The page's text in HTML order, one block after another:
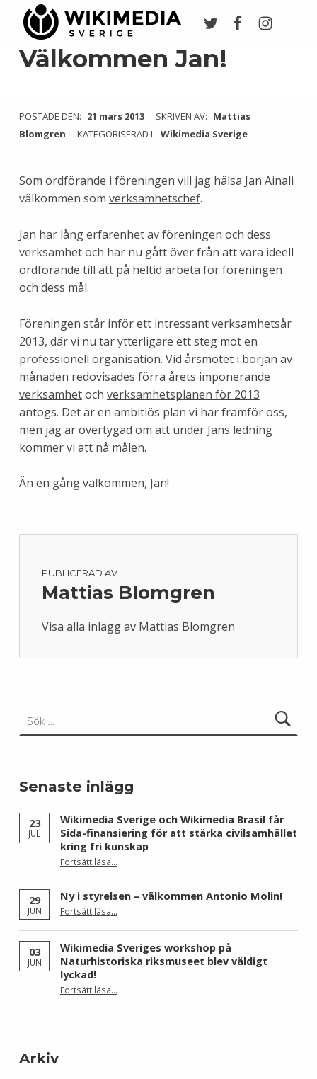
Välkommen Jan!
POSTADE DEN: 21 mars 2013 SKRIVEN AV: Mattias
Blomgren
KATEGORISERAD I: Wikimedia Sverige
Som ordförande i föreningen vill jag hälsa Jan Ainali
välkommen som verksamhetschef.
Jan har lång erfarenhet av föreningen och dess
verksamhet och har nu gått över från att vara ideell
ordförande till att på heltid arbeta för föreningen
och dess mål.
Föreningen står inför ett intressant verksamhetsår
2013, där vi nu tar ytterligare ett steg mot en
professionell organisation. Vid årsmötet i början av
månaden redovisades förra årets imponerande
verksamhetoch verksamhetsplanen för 2013
antogs. Det är en ambitiös plan vi har framför oss,
men jag är övertygad om att under Jans ledning
kommer vi att nå målen.
Än en gång välkommen, Jan!
PUBLICERAD AV
Mattias Blomgren
Visa alla inlägg av Mattias Blomgren
Skip back to main navigation
Senaste inlägg
23
JUL
Wikimedia Sverige och Wikimedia Brasil får
Sida-finansiering för att stärka civilsamhället
kring fri kunskap
Fortsätt läsa“Wikimedia Sverige och Wikimedia Brasil får Sida-finansiering för att stärka civilsamhället kring fri kunskap”
…
29
JUN
Ny i styrelsen – välkommen Antonio Molin!
Fortsätt läsa“Ny i styrelsen – välkommen Antonio Molin!”
…
03
JUN
Wikimedia Sveriges workshop på
Naturhistoriska riksmuseet blev väldigt
lyckad!
Fortsätt läsa“Wikimedia Sveriges workshop på Naturhistoriska riksmuseet blev väldigt lyckad!”
…
Arkiv